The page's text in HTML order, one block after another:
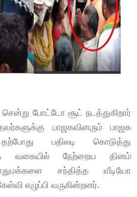
போட்டோ சூட் நடத்துகிறார்
பாஜகவினரும் பாஜக
பதிலடி கொடுத்து
வகையில் நேற்றைய தினம்
சந்தித்த வீடியோ
எழுப்பி வருகின்றனர்.